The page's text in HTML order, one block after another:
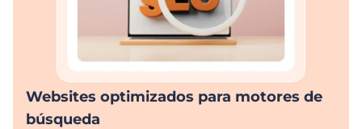
Websites optimizados para motores de
búsqueda